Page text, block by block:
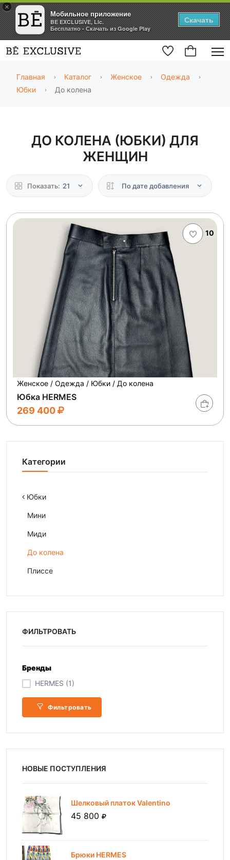
×
Мобильное приложение
BE EXCLUSIVE, Llc.
Бесплатно - Скачать из Google Play
Скачать
Главная Каталог Женское
Одежда
Юбки
До колена
ДО КОЛЕНА (ЮБКИ) ДЛЯ
ЖЕНЩИН
Показать: 21 По дате добавления
10
Женское / Одежда / Юбки / До колена
Юбка HERMES
269 400
Категории
Юбки
Мини
Миди
До колена
Плиссе
ФИЛЬТРОВАТЬ
Бренды
HERMES (1)
Фильтровать
НОВЫЕ ПОСТУПЛЕНИЯ
Шелковый платок Valentino
45 800
Брюки HERMES